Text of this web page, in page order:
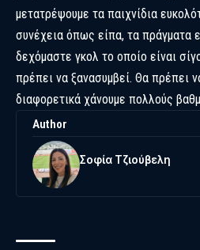
μετατρέψουμε τα παιχνίδια
συνέχεια όπως είπα, τα πράγματα
δεχόμαστε γκολ το οποίο είναι
πρέπει να ξανασυμβεί. Θα πρέπει
διαφορετικά χάνουμε πολλούς
Author
Σοφία Τζιούβελη